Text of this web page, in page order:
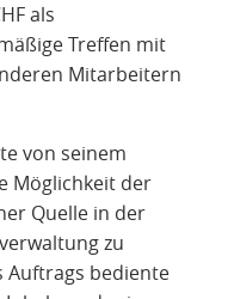
als
Treffen mit
Mitarbeitern
von seinem
Möglichkeit der
Quelle in der
zu
Auftrags bediente